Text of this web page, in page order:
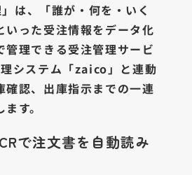
は、「誰が・何を・いく
いった受注情報をデータ化
管理できる受注管理サービ
システム「zaico」と連動
確認、出庫指示までの一連
す。
で注文書を自動読み